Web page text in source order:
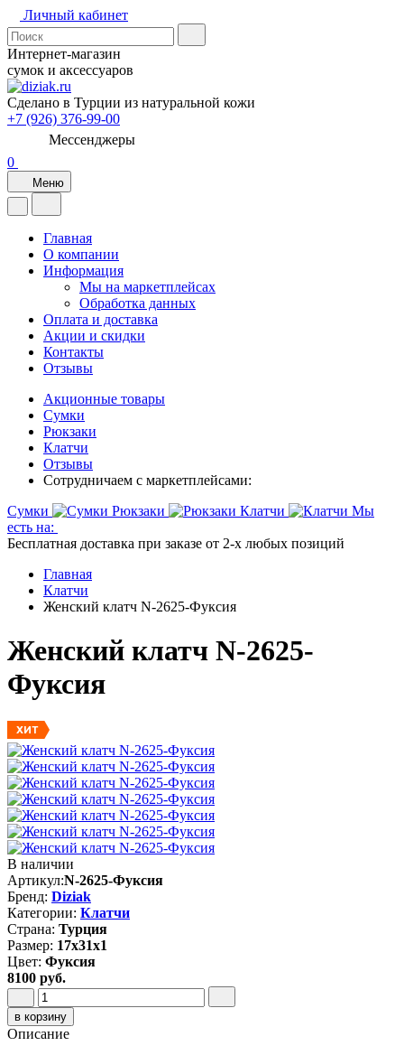
Личный кабинет
Интернет-магазин
сумок и аксессуаров
Сделано в Турции из натуральной кожи
+7 (926) 376-99-00
Мессенджеры
0
Меню
Главная
О компании
Информация
Мы на маркетплейсах
Обработка данных
Оплата и доставка
Акции и скидки
Контакты
Отзывы
Акционные товары
Сумки
Рюкзаки
Клатчи
Отзывы
Сотрудничаем с маркетплейсами:
Сумки
Рюкзаки Клатчи
Мы
есть на:
Бесплатная доставка при заказе от 2-х любых позиций
Главная
Клатчи
Женский клатч N-2625-Фуксия
Женский клатч N-2625-
Фуксия
ХИТ
В наличии
Артикул:N-2625-Фуксия
Бренд: Diziak
Категории: Клатчи
Страна: Турция
Размер: 17х31х1
Цвет: Фуксия
8100 руб.
в корзину
Описание